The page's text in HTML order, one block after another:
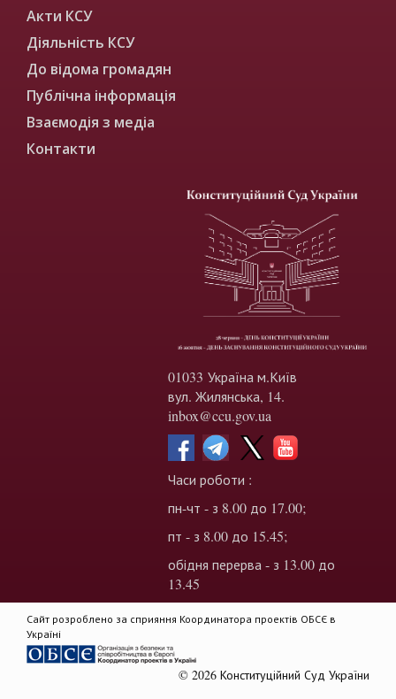
Акти КСУ
Діяльність КСУ
До відома громадян
Публічна інформація
Взаємодія з медіа
Контакти
01033 Україна м.Київ
вул. Жилянська, 14.
inbox@ccu.gov.ua
Часи роботи :
пн-чт - з 8.00 до 17.00;
пт - з 8.00 до 15.45;
обідня перерва - з 13.00 до
13.45
Сайт розроблено за сприяння Координатора проектів ОБСЄ в
Україні
© 2026 Конституційний Суд України